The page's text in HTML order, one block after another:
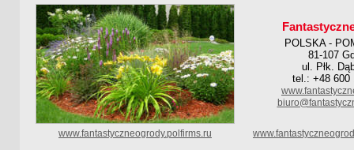
POLSKA -
81-107
ul. Płk.
tel.: +48 600
www.fantastyczneogrody.polfirms.ru